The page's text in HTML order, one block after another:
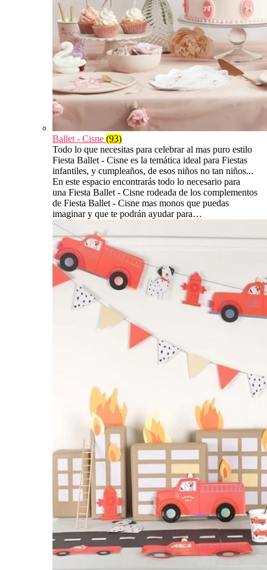
Ballet - Cisne (93)
Todo lo que necesitas para celebrar al mas puro estilo
Fiesta Ballet - Cisne es la temática ideal para Fiestas
infantiles, y cumpleaños, de esos niños no tan niños...
En este espacio encontrarás todo lo necesario para
una Fiesta Ballet - Cisne rodeada de los complementos
de Fiesta Ballet - Cisne mas monos que puedas
imaginar y que te podrán ayudar para…